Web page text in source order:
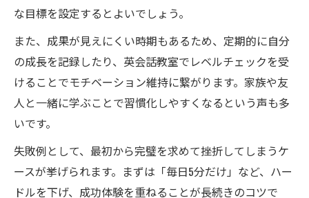
な目標を設定するとよいでしょう。
また、成果が見えにくい時期もあるため、定期的に自分
の成長を記録したり、英会話教室でレベルチェックを受
けることでモチベーション維持に繋がります。家族や友
人と一緒に学ぶことで習慣化しやすくなるという声も多
いです。
失敗例として、最初から完璧を求めて挫折してしまうケ
ースが挙げられます。まずは「毎日5分だけ」など、ハー
ドルを下げ、成功体験を重ねることが長続きのコツで